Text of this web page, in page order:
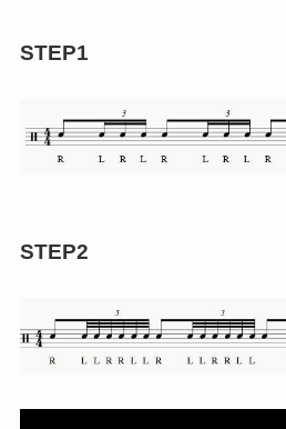
STEP1
STEP2